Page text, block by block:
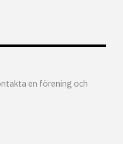
en förening och